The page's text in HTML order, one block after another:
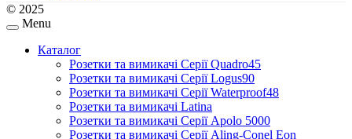
© 2025
Menu
Каталог
Розетки та вимикачі Серії Quadro45
Розетки та вимикачі Серії Logus90
Розетки та вимикачі Серії Waterproof48
Розетки та вимикачі Latina
Розетки та вимикачі Серії Apolo 5000
Розетки та вимикачі Серії Aling-Conel Eon